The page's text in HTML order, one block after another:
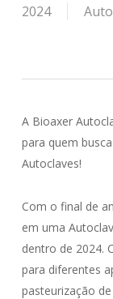
2024
A Bioaxer
para quem
Autoclaves!
Com o final de
em uma
dentro de 2024.
para diferentes
pasteurização